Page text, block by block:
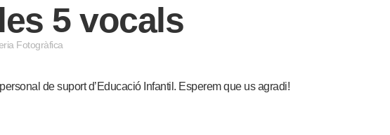
5 vocals
Fotogràfica
de suport d’Educació Infantil. Esperem que us agradi!